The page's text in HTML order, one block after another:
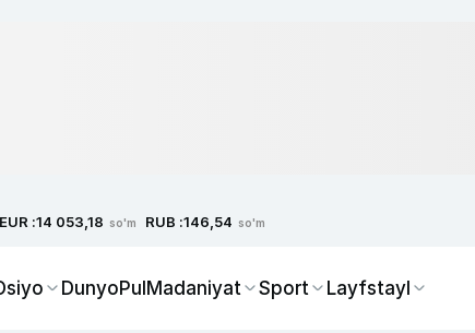
EUR :14 053,18 so'm RUB :146,54 so'm
DunyoPulMadaniyat Sport Layfstayl